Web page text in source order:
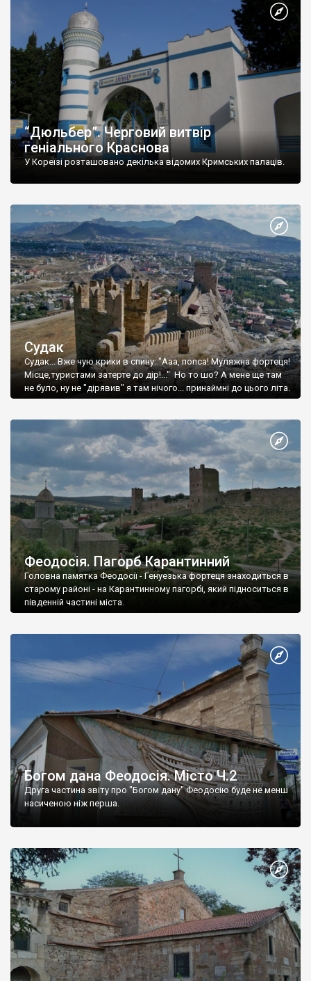
“Дюльбер”. Черговий витвір
геніального Краснова
У Кореїзі розташовано декілька відомих Кримських палаців.
Судак
Судак... Вже чую крики в спину: "Ааа, попса! Муляжна фортеця!
Місце,туристами затерте до дір!..." Но то шо? А мене ще там
не було, ну не "дірявив" я там нічого... принаймні до цього літа.
Феодосія. Пагорб Карантинний
Головна памятка Феодосії - Генуезька фортеця знаходиться в
старому районі - на Карантинному пагорбі, який підноситься в
південній частині міста.
Богом дана Феодосія. Місто Ч.2
Друга частина звіту про "Богом дану" Феодосію буде не менш
насиченою ніж перша.